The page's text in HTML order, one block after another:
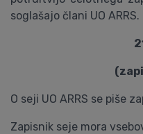
soglašajo člani UO ARRS.
O seji UO ARRS se piše
Zapisnik seje mora